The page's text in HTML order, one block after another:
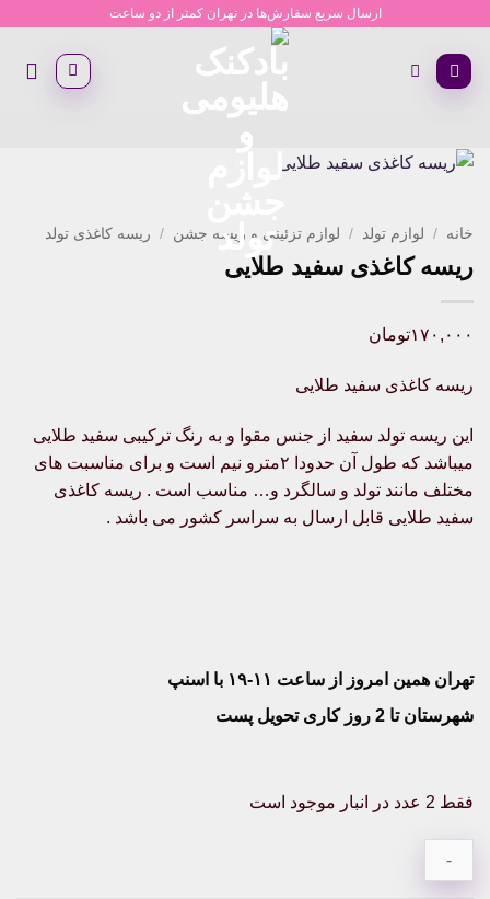
content
ارسال سریع سفارش‌ها در تهران کمتر از دو ساعت
خانه / لوازم تولد / لوازم تزئینی و ریسه جشن / ریسه کاغذی تولد
ریسه کاغذی سفید طلایی
۱۷۰,۰۰۰تومان
ریسه کاغذی سفید طلایی
این ریسه تولد سفید از جنس مقوا و به رنگ ترکیبی سفید طلایی
میباشد که طول آن حدودا ۲مترو نیم است و برای مناسبت های
مختلف مانند تولد و سالگرد و… مناسب است . ریسه کاغذی
سفید طلایی قابل ارسال به سراسر کشور می باشد .
تهران همین امروز از ساعت ۱۱-۱۹ با اسنپ
شهرستان تا 2 روز کاری تحویل پست
فقط 2 عدد در انبار موجود است